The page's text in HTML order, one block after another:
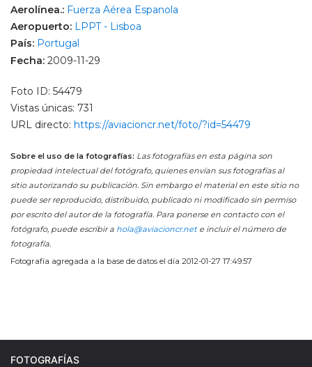
Aerolínea.: Fuerza Aérea Espanola
Aeropuerto: LPPT - Lisboa
País: Portugal
Fecha: 2009-11-29
Foto ID: 54479
Vistas únicas: 731
URL directo: https://aviacioncr.net/foto/?id=54479
Sobre el uso de la fotografías: Las fotografías en esta página son
propiedad intelectual del fotógrafo, quienes envían sus fotografías al
sitio autorizando su publicación. Sin embargo el material en este sitio no
puede ser reproducido, distribuido, publicado ni modificado sin permiso
por escrito del autor de la fotografía. Para ponerse en contacto con el
fotógrafo, puede escribir a hola@aviacioncr.nete incluir el número de
fotografía.
Fotografía agregada a la base de datos el día 2012-01-27 17:49:57
FOTOGRAFÍAS